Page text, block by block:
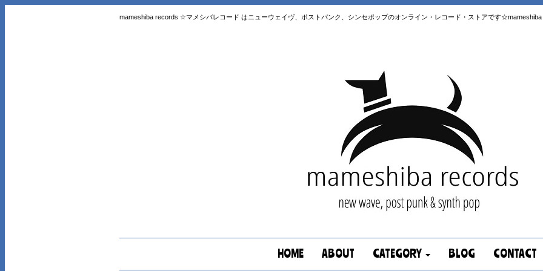
mameshiba records ☆マメシバレコード はニューウェイヴ、ポストパンク、シンセポップのオンライン・レコード・ストアです
HOME ABOUT CATEGORY BLOG CONTACT